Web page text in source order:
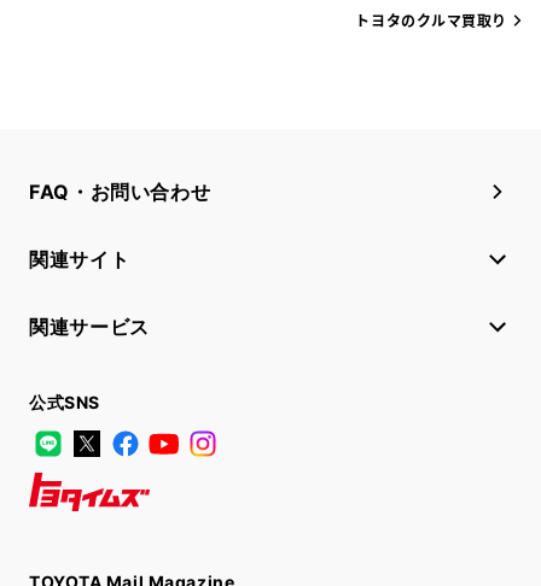
トヨタのクルマ買取り
FAQ・お問い合わせ
関連サイト
関連サービス
公式SNS
LINE
X FacebookYouTube
TOYOTA Mail Magazine